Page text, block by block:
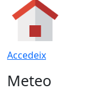
Accedeix
Meteo